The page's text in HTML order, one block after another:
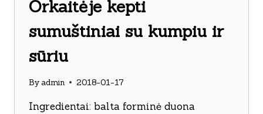
Orkaitėje kepti
sumuštiniai su kumpiu ir
sūriu
By admin 2018-01-17
Ingredientai: balta forminė duona